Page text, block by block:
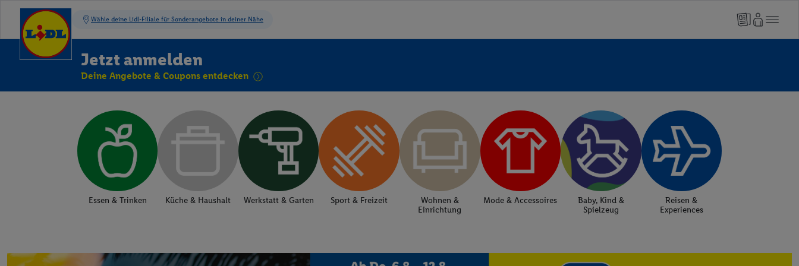
Jetzt anmelden
Deine Angebote & Coupons entdecken
Essen & Trinken Küche & Haushalt Werkstatt & Garten Sport & Freizeit
Wohnen &
Einrichtung
Mode & Accessoires
Baby, Kind &
Spielzeug
Reisen &
Experiences